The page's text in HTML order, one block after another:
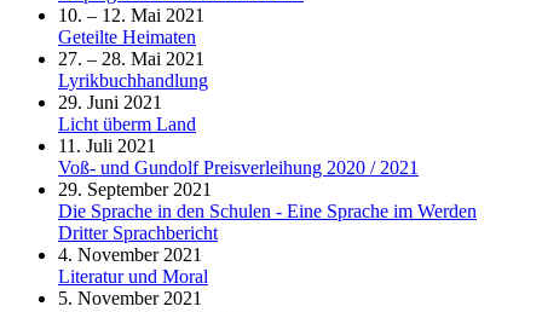
10. – 12. Mai 2021
Geteilte Heimaten
27. – 28. Mai 2021
Lyrikbuchhandlung
29. Juni 2021
Licht überm Land
11. Juli 2021
Voß- und Gundolf Preisverleihung 2020 / 2021
29. September 2021
Die Sprache in den Schulen - Eine Sprache im Werden
Dritter Sprachbericht
4. November 2021
Literatur und Moral
5. November 2021